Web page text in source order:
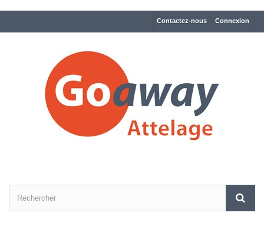
Connexion
Contactez-nous